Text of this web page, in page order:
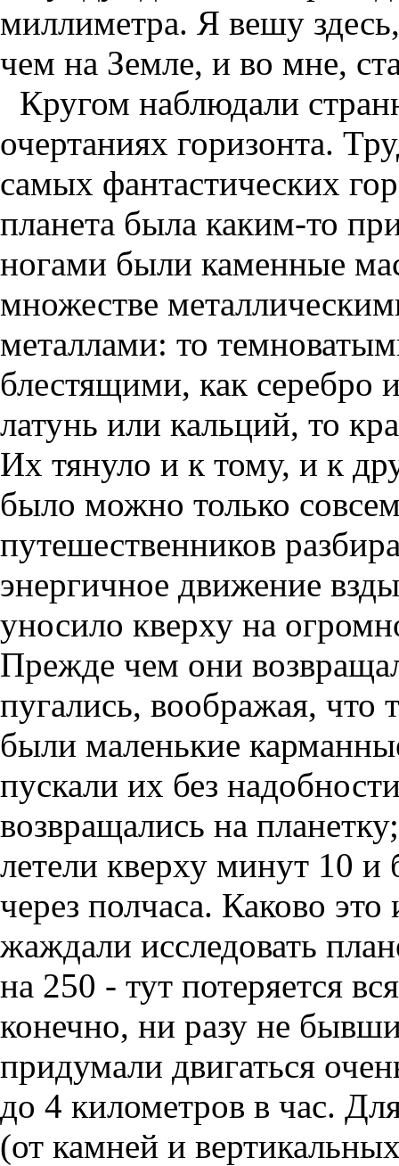
миллиметра. Я вешу
чем на Земле, и во мне,
Кругом наблюдали
очертаниях горизонта.
самых фантастических
планета была каким-то
ногами были каменные
множестве
металлами: то
блестящими, как серебро
латунь или кальций, то
Их тянуло и к тому, и к
было можно только
путешественников
энергичное движение
уносило кверху на
Прежде чем они
пугались, воображая, что
были маленькие
пускали их без
возвращались на
летели кверху минут 10 и
через полчаса. Каково
жаждали исследовать
на 250 - тут потеряется
конечно, ни разу не
придумали двигаться
до 4 километров в час.
(от камней и